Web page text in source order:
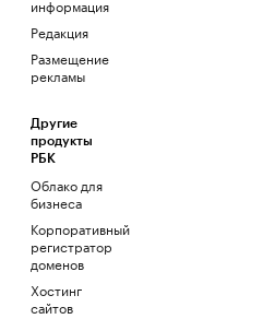
информация
Редакция
Размещение
рекламы
Другие
продукты
РБК
Облако для
бизнеса
Корпоративный
регистратор
доменов
Хостинг
сайтов